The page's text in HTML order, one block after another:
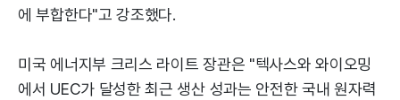
에 부합한다"고 강조했다.
미국 에너지부 크리스 라이트 장관은 "텍사스와 와이오밍
에서 UEC가 달성한 최근 생산 성과는 안전한 국내 원자력